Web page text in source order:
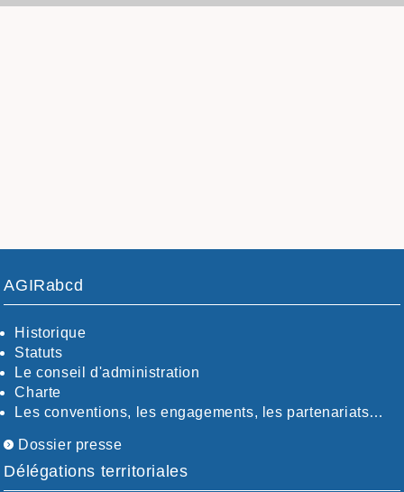
AGIRabcd
Historique
Statuts
Le conseil d'administration
Charte
Les conventions, les engagements, les partenariats…
Dossier presse
Délégations territoriales